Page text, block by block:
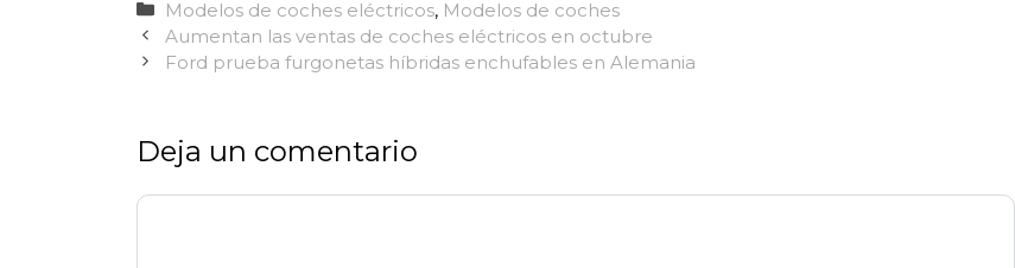
Categorías
Modelos de coches eléctricos, Modelos de coches
Aumentan las ventas de coches eléctricos en octubre
Ford prueba furgonetas híbridas enchufables en Alemania
Deja un comentario
Comentario
Nombre
Correo
Web